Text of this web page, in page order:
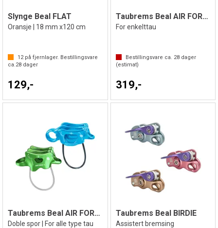
Slynge Beal FLAT
Oransje | 18 mm x120 cm
12 på fjernlager. Bestillingsvare
ca. 28 dager
129,-
Taubrems Beal AIR FORCE 1
For enkelttau
Bestillingsvare ca. 28dager
(estimat)
319,-
Taubrems Beal AIR FORCE 3
Doble spor | For alle type tau
Taubrems Beal BIRDIE
Assistert bremsing